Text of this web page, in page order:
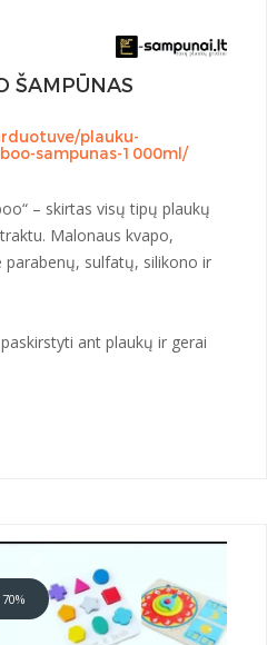
ŠAMPŪNAS
plauku-
sampunas-1000ml/
– skirtas visų tipų plaukų
Malonaus kvapo,
parabenų, sulfatų, silikono ir
ant plaukų ir gerai